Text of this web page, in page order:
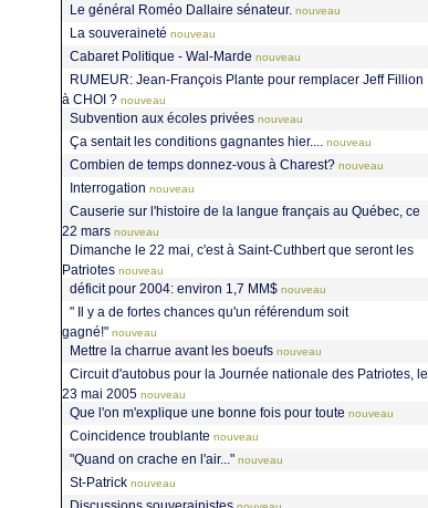
Le général Roméo Dallaire sénateur. nouveau
La souveraineté nouveau
Cabaret Politique - Wal-Marde nouveau
RUMEUR: Jean-François Plante pour remplacer Jeff Fillion
à CHOI ? nouveau
Subvention aux écoles privées nouveau
Ça sentait les conditions gagnantes hier....
nouveau
Combien de temps donnez-vous à Charest? nouveau
Interrogation nouveau
Causerie sur l'histoire de la langue français au Québec, ce
22 mars nouveau
Dimanche le 22 mai, c'est à Saint-Cuthbert que seront les
Patriotes nouveau
déficit pour 2004: environ 1,7 MM$ nouveau
" Il y a de fortes chances qu'un référendum soit
gagné!" nouveau
Mettre la charrue avant les boeufs nouveau
Circuit d'autobus pour la Journée nationale des Patriotes, le
23 mai 2005 nouveau
Que l'on m'explique une bonne fois pour toute nouveau
Coincidence troublante nouveau
"Quand on crache en l'air..." nouveau
St-Patrick nouveau